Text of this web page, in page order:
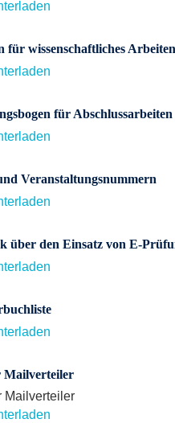
für wissenschaftliches Arbeiten
für Abschlussarbeiten
Veranstaltungsnummern
über den Einsatz von E-
Mailverteiler
Mailverteiler